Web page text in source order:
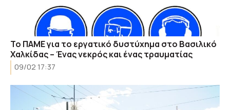
To ΠΑΜΕ για το εργατικό δυστύχημα στο Βασιλικό
Χαλκίδας – Ένας νεκρός και ένας τραυματίας
09/02 17:37